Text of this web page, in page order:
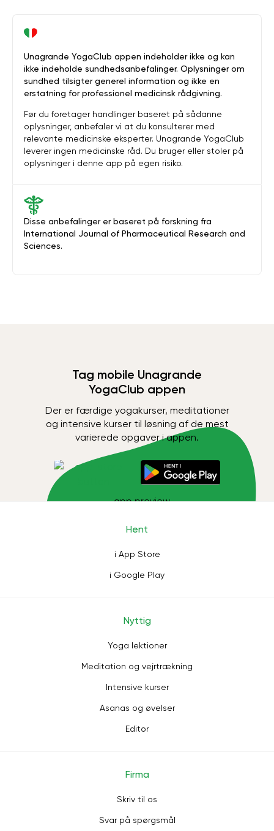
Disse anbefalinger er baseret på forskning fra
International Journal of Pharmaceutical Research and
Sciences.
Unagrande YogaClub appen indeholder ikke og kan
ikke indeholde sundhedsanbefalinger. Oplysninger om
sundhed tilsigter generel information og ikke en
erstatning for professionel medicinsk rådgivning.
Før du foretager handlinger baseret på sådanne
oplysninger, anbefaler vi at du konsulterer med
relevante medicinske eksperter. Unagrande YogaClub
leverer ingen medicinske råd. Du bruger eller stoler på
oplysninger i denne app på egen risiko.
Tag mobile Unagrande
YogaClub appen
Der er færdige yogakurser, meditationer
og intensive kurser til løsning af de mest
varierede opgaver i appen.
Hent
i App Store
i Google Play
Nyttig
Yoga lektioner
Meditation og vejrtrækning
Intensive kurser
Asanas og øvelser
Editor
Firma
Skriv til os
Svar på spørgsmål